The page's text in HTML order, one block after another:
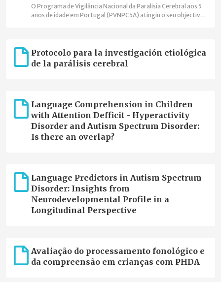
O Programa de Vigilância Nacional da Paralisia Cerebral aos 5
anos de idade em Portugal (PVNPC5A) atingiu o seu objectivo
com o Joint Research Centre da Comissão Europeia para
integrar a Plataforma Europeia de Registos de Doenças
Raras."
Protocolo para la investigación etiológica
de la parálisis cerebral
Language Comprehension in Children
with Attention Defficit - Hyperactivity
Disorder and Autism Spectrum Disorder:
Is there an overlap?
Language Predictors in Autism Spectrum
Disorder: Insights from
Neurodevelopmental Profile in a
Longitudinal Perspective
Avaliação do processamento fonológico e
da compreensão em crianças com PHDA